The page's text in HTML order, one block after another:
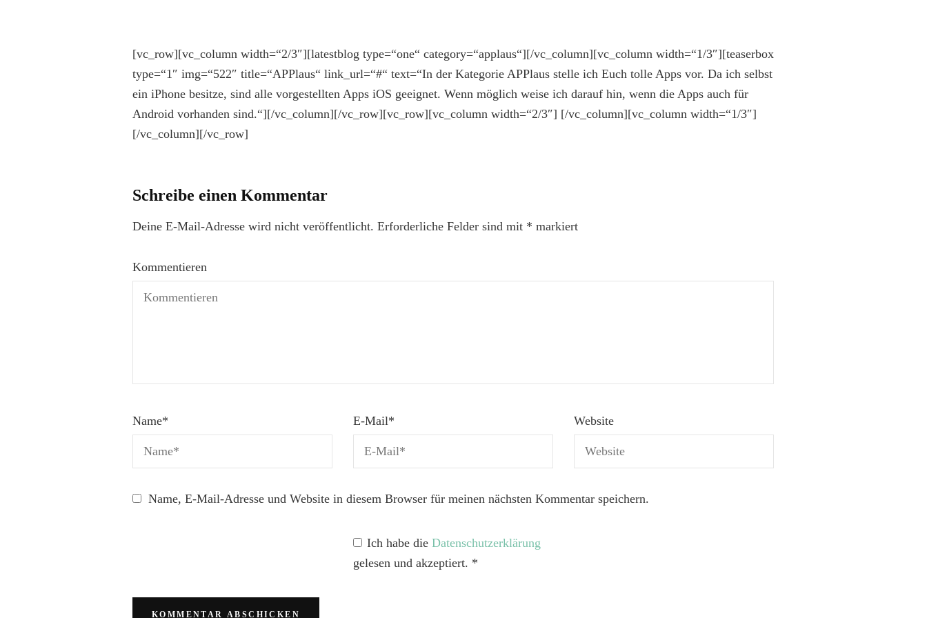
[vc_row][vc_column width=“2/3″][latestblog type=“one“ category=“applaus“][/vc_column][vc_column width=“1/3″][teaserbox
type=“1″ img=“522″ title=“APPlaus“ link_url=“#“ text=“In der Kategorie APPlaus stelle ich Euch tolle Apps vor. Da ich selbst
ein iPhone besitze, sind alle vorgestellten Apps iOS geeignet. Wenn möglich weise ich darauf hin, wenn die Apps auch für
Android vorhanden sind.“][/vc_column][/vc_row][vc_row][vc_column width=“2/3″] [/vc_column][vc_column width=“1/3″]
[/vc_column][/vc_row]
Schreibe einen Kommentar
Deine E-Mail-Adresse wird nicht veröffentlicht. Erforderliche Felder sind mit * markiert
Kommentieren
Name* E-Mail* Website
Name, E-Mail-Adresse und Website in diesem Browser für meinen nächsten Kommentar speichern.
Ich habe die Datenschutzerklärung
gelesen und akzeptiert. *